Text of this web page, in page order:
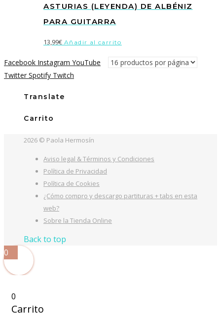
ASTURIAS (LEYENDA) DE ALBÉNIZ
PARA GUITARRA
13,99€ Añadir al carrito
Facebook Instagram YouTube
Twitter Spotify Twitch
Translate
Carrito
2026 © Paola Hermosín
Aviso legal & Términos y Condiciones
Política de Privacidad
Política de Cookies
¿Cómo compro y descargo partituras + tabs en esta
web?
Sobre la Tienda Online
Back to top
0
0
Carrito